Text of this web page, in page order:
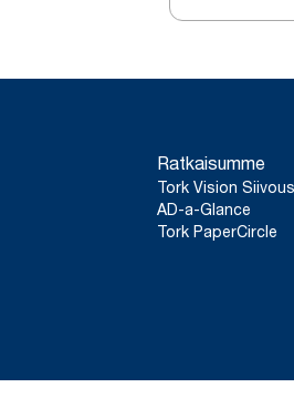
Ratkaisumme
Tork Vision Siivous
AD-a-Glance
Tork PaperCircle